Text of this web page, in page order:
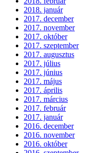
2018. január
2017. december
2017. november
2017. október
2017. szeptember
2017. augusztus
2017. július
2017. június
2017. május
2017. április
2017. március
2017. február
2017. január
2016. december
2016. november
2016. október